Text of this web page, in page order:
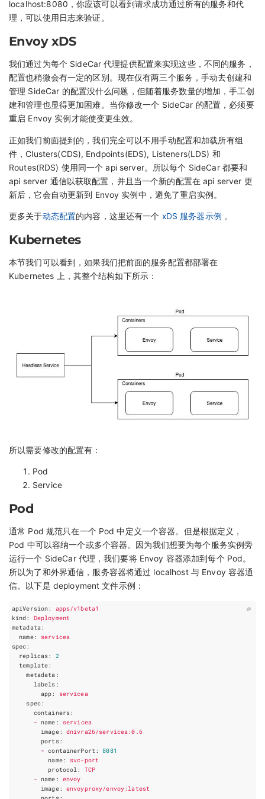
localhost:8080，你应该可以看到请求成功通过所有的服务和代
理，可以使用日志来验证。
Envoy xDS
我们通过为每个 SideCar 代理提供配置来实现这些，不同的服务，
配置也稍微会有一定的区别。现在仅有两三个服务，手动去创建和
管理 SideCar 的配置没什么问题，但随着服务数量的增加，手工创
建和管理也显得更加困难。当你修改一个 SideCar 的配置，必须要
重启 Envoy 实例才能使变更生效。
正如我们前面提到的，我们完全可以不用手动配置和加载所有组
件，Clusters(CDS), Endpoints(EDS), Listeners(LDS) 和
Routes(RDS) 使用同一个 api server。所以每个 SideCar 都要和
api server 通信以获取配置，并且当一个新的配置在 api server 更
新后，它会自动更新到 Envoy 实例中，避免了重启实例。
更多关于动态配置的内容，这里还有一个 xDS 服务器示例 。
Kubernetes
本节我们可以看到，如果我们把前面的服务配置都部署在
Kubernetes 上，其整个结构如下所示：
所以需要修改的配置有：
Pod
Service
Pod
通常 Pod 规范只在一个 Pod 中定义一个容器。但是根据定义，
Pod 中可以容纳一个或多个容器。因为我们想要为每个服务实例旁
运行一个 SideCar 代理，我们要将 Envoy 容器添加到每个 Pod。
所以为了和外界通信，服务容器将通过 localhost 与 Envoy 容器通
信。以下是 deployment 文件示例：
apiVersion:
apps/v1beta1
kind:
Deployment
metadata:
name:
servicea
spec :
replicas:
2
template:
metadata :
labels :
app:
servicea
spec :
containers:
- name :
servicea
image:
dnivra26/servicea:0.6
ports:
- containerPort :
8081
name:
svc-port
protocol:
TCP
- name :
envoy
image:
envoyproxy/envoy:latest